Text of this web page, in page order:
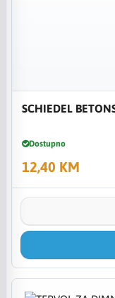
SCHIEDEL
Dostupno
12,40 KM